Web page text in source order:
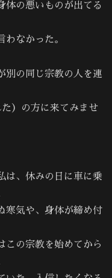
体の悪いものが出てる
なかった。
別の同じ宗教の人を連
）の方に来てみませ
は、休みの日に車に乗
寒気や、身体が締め付
この宗教を始めてから